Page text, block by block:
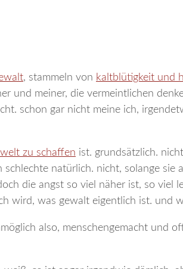
, stammeln von kaltblütigkeit und
und meiner, die vermeintlichen
schon gar nicht meine ich,
zu schaffen ist. grundsätzlich.
natürlich. nicht, solange sie
die angst so viel näher ist, so viel
wird, was gewalt eigentlich ist. und
also, menschengemacht und